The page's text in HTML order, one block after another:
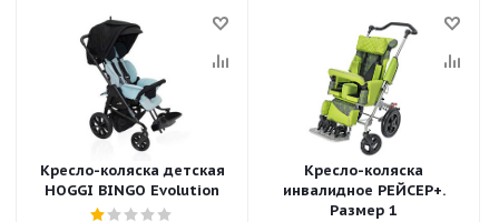
Кресло-коляска детская
HOGGI BINGO Evolution
Кресло-коляска
инвалидное РЕЙСЕР+.
Размер 1